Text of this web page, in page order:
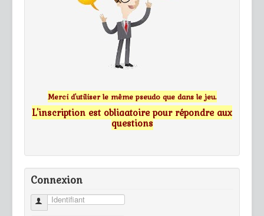
Merci d'utiliser le même pseudo que dans le jeu.
L'inscription est obligatoire pour répondre aux
questions
Connexion
Identifiant